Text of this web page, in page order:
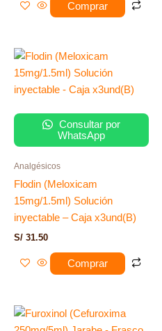
Comprar
Consultar por
WhatsApp
Analgésicos
Flodin (Meloxicam
15mg/1.5ml) Solución
inyectable – Caja x3und(B)
S/ 31.50
Comprar